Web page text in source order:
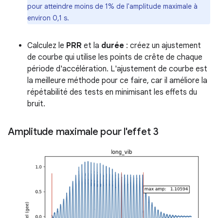
pour atteindre moins de 1% de l'amplitude maximale à
environ 0,1 s.
Calculez le PRR et la durée : créez un ajustement
de courbe qui utilise les points de crête de chaque
période d'accélération. L'ajustement de courbe est
la meilleure méthode pour ce faire, car il améliore la
répétabilité des tests en minimisant les effets du
bruit.
Amplitude maximale pour l'effet 3